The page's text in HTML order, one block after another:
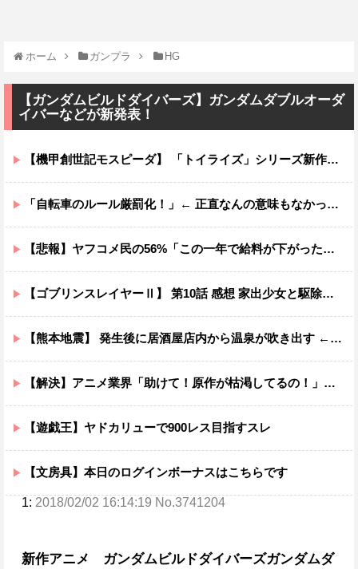
ホーム ガンプラ HG
【ガンダムビルドダイバーズ】ガンダムダブルオーダ
イバーなどが新発表！
【機甲創世記モスピーダ】 「トイライズ」シリーズ新作【明日予約開始】
「自転車のルール厳罰化！」← 正直なんの意味もなかった件ｗｗｗｗｗｗｗｗ
【悲報】ヤフコメ民の56%「この一年で給料が下がった」←一体どんな仕事してんだよこいつらｗｗｗｗ
【ゴブリンスレイヤーⅡ】 第10話 感想 家出少女と駆除業者
【熊本地震】 発生後に居酒屋店内から温泉が吹き出す ← これ前触れじゃね？
【解決】アニメ業界「助けて！原作が枯渇してるの！」←いや既存作品の2期やったら良いよね？
【遊戯王】ヤドカリューで900レス目指すスレ
【文房具】本日のログインボーナスはこちらです
1: 2018/02/02 16:14:19 No.3741204
新作アニメ ガンダムビルドダイバーズガンダムダ